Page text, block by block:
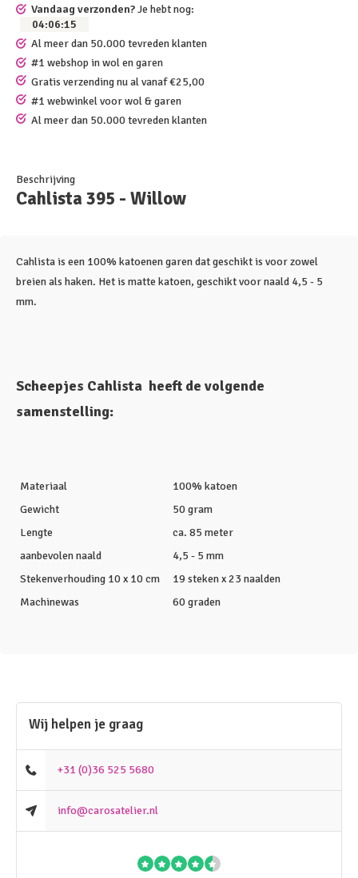
Vandaag verzonden?Je hebt nog:
04:06:15
Al meer dan 50.000 tevreden klanten
#1 webshop in wol en garen
Gratis verzending nu al vanaf €25,00
#1 webwinkel voor wol & garen
Al meer dan 50.000 tevreden klanten
Beschrijving
Cahlista 395 - Willow
Cahlista is een 100% katoenen garen dat geschikt is voor zowel
breien als haken. Het is matte katoen, geschikt voor naald 4,5 - 5
mm.
Scheepjes Cahlista heeft de volgende
samenstelling:
Materiaal
100% katoen
Gewicht
50 gram
Lengte
ca. 85 meter
aanbevolen naald
4,5 - 5 mm
Stekenverhouding 10 x 10 cm
19 steken x 23 naalden
Machinewas
60 graden
Wij helpen je graag
+31 (0)36 525 5680
info@carosatelier.nl